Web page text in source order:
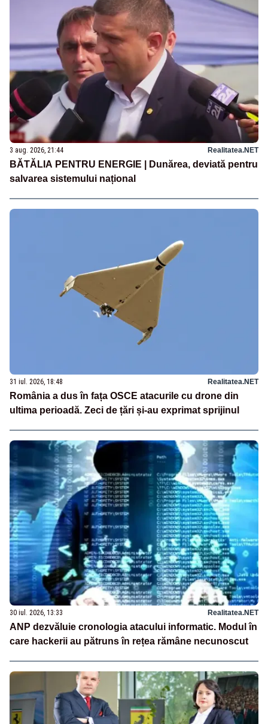
3 aug. 2026, 21:44 Realitatea.NET
BĂTĂLIA PENTRU ENERGIE | Dunărea, deviată pentru
salvarea sistemului național
31 iul. 2026, 18:48 Realitatea.NET
România a dus în fața OSCE atacurile cu drone din
ultima perioadă. Zeci de țări și-au exprimat sprijinul
30 iul. 2026, 13:33 Realitatea.NET
ANP dezvăluie cronologia atacului informatic. Modul în
care hackerii au pătruns în rețea rămâne necunoscut